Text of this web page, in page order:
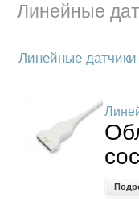
Линейные
Линейные